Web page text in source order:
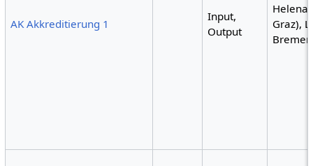
AK Akkreditierung 1
Input,
Output
Helena
Graz),